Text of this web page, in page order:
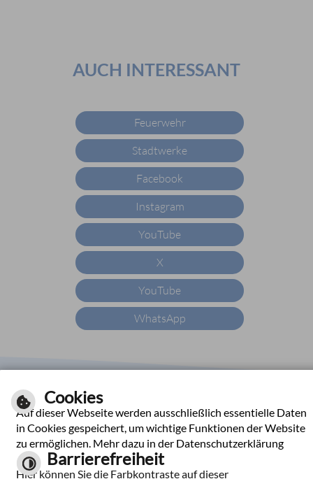
AUCH INTERESSANT
Feuerwehr
Stadtwerke
Facebook
Instagram
YouTube
X
YouTube
WhatsApp
Barrierefreiheit
Kontrast
Cookies
Auf dieser Webseite werden ausschließlich essentielle Daten
in Cookies gespeichert, um wichtige Funktionen der Website
zu ermöglichen. Mehr dazu in der Datenschutzerklärung
Barrierefreiheit
Hier können Sie die Farbkontraste auf dieser